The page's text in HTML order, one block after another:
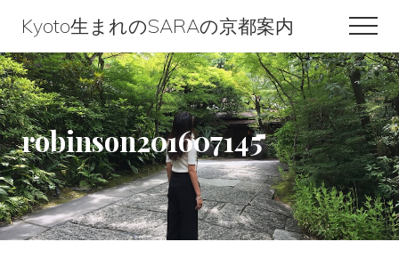
content
primary
sidebar
footer
Kyoto生まれのSARAの京都案内
Kyoto
生
ま
れ
の
SARA
の
robinson201607145